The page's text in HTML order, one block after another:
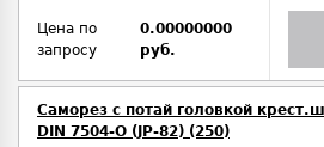
Цена по
запросу
0.00000000
руб.
Саморез с потай головкой
DIN 7504-O (JP-82) (250)